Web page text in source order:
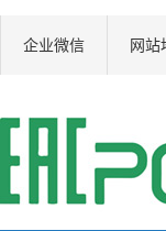
企业微信 网站